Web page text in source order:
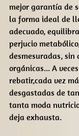
mejor garantía de
la forma ideal de
adecuado,
perjucio
desmesuradas, sin
orgánicas... A
rebatir,cada vez
desgastadas de
tanta moda
deja exhausta.